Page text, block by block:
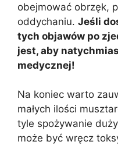
obejmować obrzęk,
oddychaniu. Jeśli
tych objawów po
jest, aby
medycznej!
Na koniec warto
małych ilości
tyle spożywanie
może być wręcz